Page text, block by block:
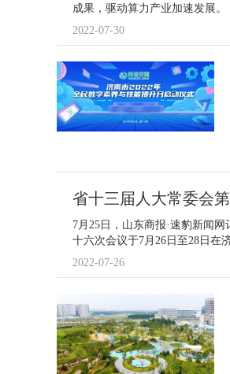
成果，驱动算力产业加速发展。
2022-07-30
省十三届人大常委会
7月25日，山东商报·速豹新闻
十六次会议于7月26日至28日在
2022-07-26